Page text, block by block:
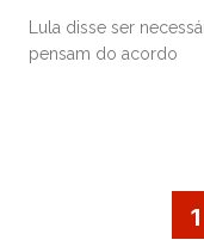
Lula disse ser
pensam do acordo
1